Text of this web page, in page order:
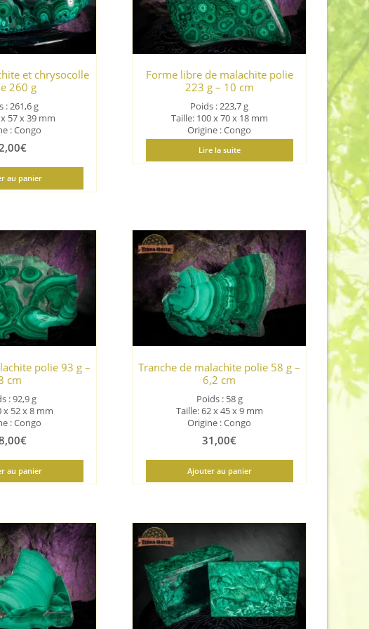
et chrysocolle
260 g
: 261,6 g
57 x 39 mm
: Congo
€
au panier
Forme libre de malachite polie
223 g – 10 cm
Poids : 223,7 g
Taille: 100 x 70 x 18 mm
Origine : Congo
Lire la suite
polie 93 g –
cm
: 92,9 g
x 52 x 8 mm
: Congo
€
au panier
Tranche de malachite polie 58 g –
6,2 cm
Poids : 58 g
Taille: 62 x 45 x 9 mm
Origine : Congo
31,00€
Ajouter au panier